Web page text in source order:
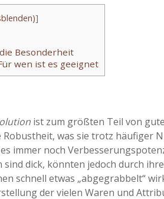
]
Besonderheit
wen ist es geeignet
ist zum größten Teil von
Robustheit, was sie trotz häufiger
immer noch
sind dick, könnten jedoch durch
schnell etwas „abgegrabbelt“
der vielen Waren und